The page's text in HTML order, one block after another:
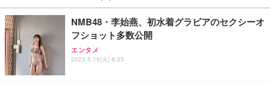
￥27,999
Sezlife オフィスチェア デスクチェア 疲れない テレ
ワーク チェア 強化バックレスト 30度ロッキング機
能 人間工学 椅子 腰サポート 90度跳ね上げ式アーム
￥109,572
【純正品】27"ゲーミングモニター DualSense 充電
フック付き（CFI-ZDM1J）
￥3,234
ネオ・ルーライフ ネオ・オムツ L 中型犬用 26枚入
り 単品
NMB48・李始燕、初水着グラビアのセクシーオ
フショット多数公開
エンタメ
2023.5.16(火) 8:25